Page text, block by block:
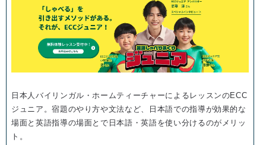
日本人バイリンガル・ホームティーチャーによるレッスンのECC
ジュニア。宿題のやり方や文法など、日本語での指導が効果的な
場面と英語指導の場面とで日本語・英語を使い分けるのがメリッ
ト。